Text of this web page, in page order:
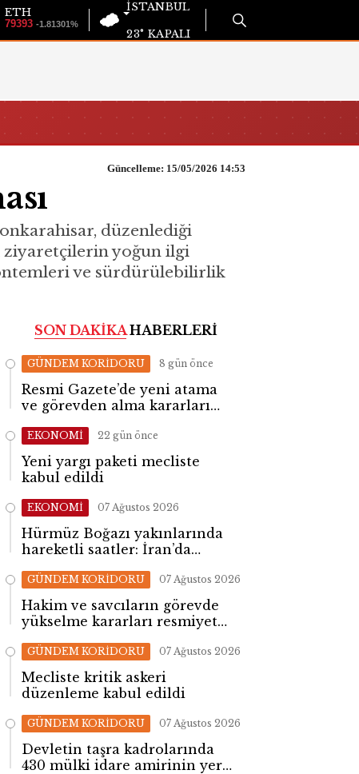
ETH
79393 -1.81301%
İSTANBUL
23° KAPALI
Güncelleme: 15/05/2026 14:53
düzenlediği
ziyaretçilerin yoğun ilgi
ve sürdürülebilirlik
SON DAKİKAHABERLERİ
GÜNDEM KORİDORU 8 gün önce
Resmi Gazete’de yeni atama
ve görevden alma kararları
EKONOMİ 22 gün önce
Yeni yargı paketi mecliste
kabul edildi
EKONOMİ 07 Ağustos 2026
Hürmüz Boğazı yakınlarında
hareketli saatler: İran’da
GÜNDEM KORİDORU 07 Ağustos 2026
Hakim ve savcıların görevde
yükselme kararları resmiyet
GÜNDEM KORİDORU 07 Ağustos 2026
Mecliste kritik askeri
düzenleme kabul edildi
GÜNDEM KORİDORU 07 Ağustos 2026
Devletin taşra kadrolarında
430 mülki idare amirinin yeri